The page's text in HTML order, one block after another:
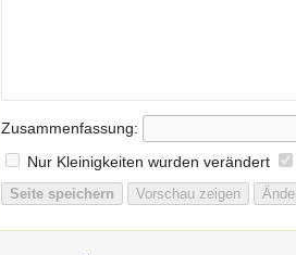
Zusammenfassung:
Nur Kleinigkeiten wurden verändert